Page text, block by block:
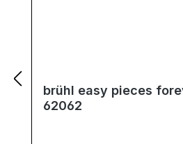
brühl easy pieces
62062